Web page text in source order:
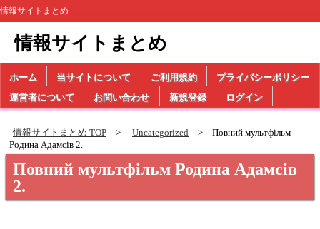
情報サイトまとめ
情報サイトまとめ
ホーム 当サイトについて ご利用規約
プライバシーポリシー
運営者について
お問い合わせ 新規登録 ログイン
情報サイトまとめ TOP Uncategorized
Повний мультфільм
Родина Адамсів 2.
Повний мультфільм Родина Адамсів
2.